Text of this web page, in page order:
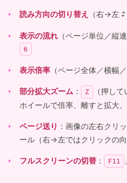
読み方向の切り替え （右→左
表示の流れ （ページ単位／縦
6
表示倍率 （ページ全体／横幅
部分拡大ズーム ： Z
（押し
ホイールで倍率、離すと拡大
ページ送り ：画像の左右クリ
ール（右→左ではクリックの向
フルスクリーンの切替 ： F11